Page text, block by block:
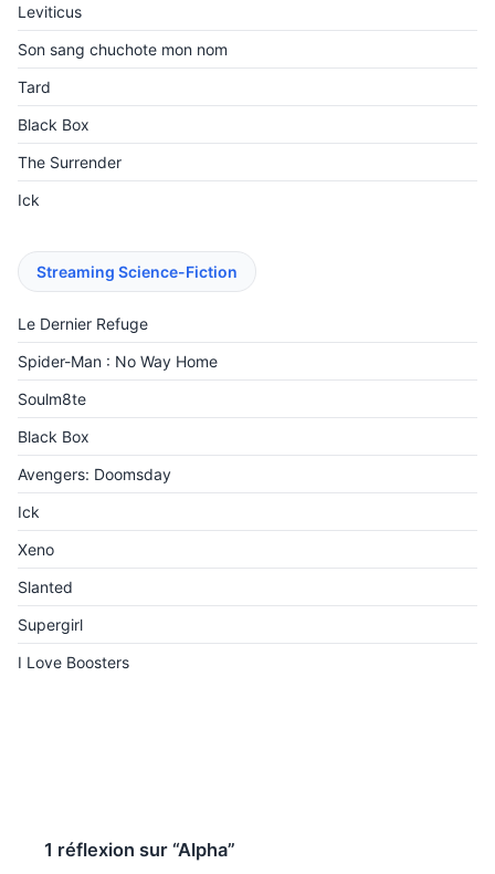
Leviticus
Son sang chuchote mon nom
Tard
Black Box
The Surrender
Ick
Streaming Science-Fiction
Le Dernier Refuge
Spider-Man : No Way Home
Soulm8te
Black Box
Avengers: Doomsday
Ick
Xeno
Slanted
Supergirl
I Love Boosters
1 réflexion sur “Alpha”